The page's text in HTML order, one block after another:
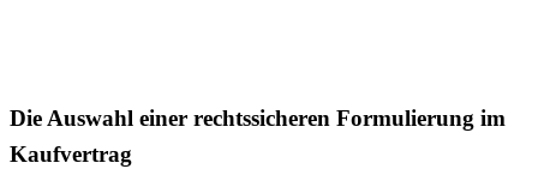
Die Auswahl einer rechtssicheren Formulierung im
Kaufvertrag